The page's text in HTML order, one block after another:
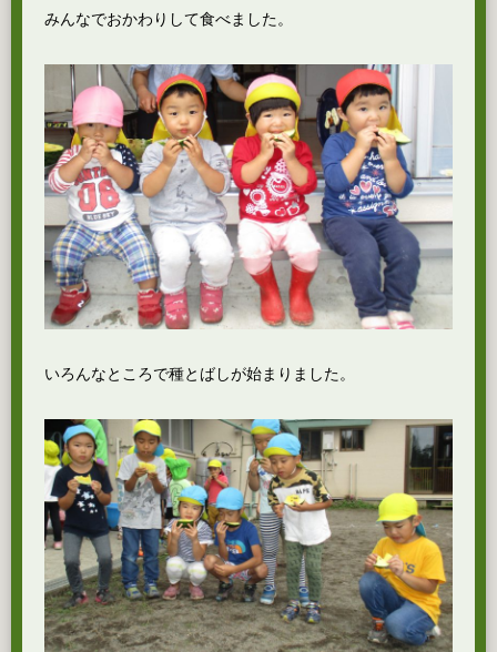
みんなでおかわりして食べました。
いろんなところで種とばしが始まりました。